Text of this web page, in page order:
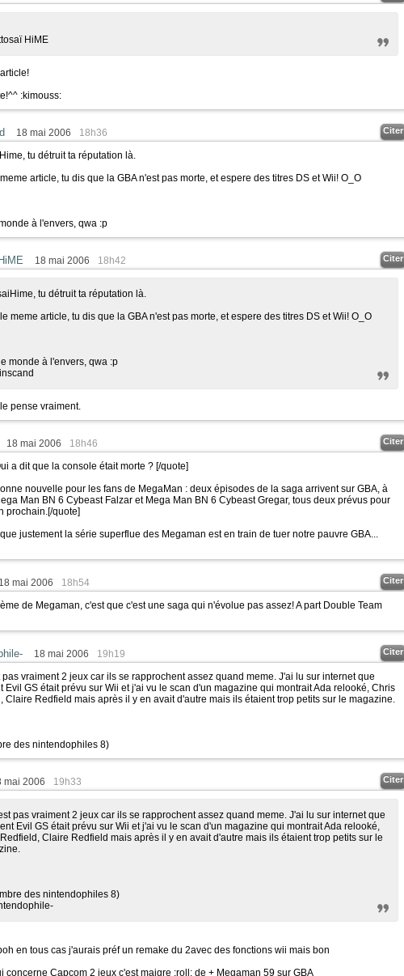
HiME
:kimouss:
18 mai 2006 18h36 Citer
tu détruit ta réputation là.
article, tu dis que la GBA n'est pas morte, et espere des titres DS et Wii! O_O
à l'envers, qwa :p
18 mai 2006 18h42 Citer
tu détruit ta réputation là.
meme article, tu dis que la GBA n'est pas morte, et espere des titres DS et Wii! O_O
monde à l'envers, qwa :p
pense vraiment.
18 mai 2006 18h46 Citer
a dit que la console était morte ? [/quote]
nouvelle pour les fans de MegaMan : deux épisodes de la saga arrivent sur GBA, à
Man BN 6 Cybeast Falzar et Mega Man BN 6 Cybeast Gregar, tous deux prévus pour
prochain.[/quote]
justement la série superflue des Megaman est en train de tuer notre pauvre GBA...
18 mai 2006 18h54 Citer
de Megaman, c'est que c'est une saga qui n'évolue pas assez! A part Double Team
18 mai 2006 19h19 Citer
pas vraiment 2 jeux car ils se rapprochent assez quand meme. J'ai lu sur internet que
Evil GS était prévu sur Wii et j'ai vu le scan d'un magazine qui montrait Ada relooké, Chris
Claire Redfield mais après il y en avait d'autre mais ils étaient trop petits sur le magazine.
des nintendophiles 8)
mai 2006 19h33 Citer
pas vraiment 2 jeux car ils se rapprochent assez quand meme. J'ai lu sur internet que
Evil GS était prévu sur Wii et j'ai vu le scan d'un magazine qui montrait Ada relooké,
Claire Redfield mais après il y en avait d'autre mais ils étaient trop petits sur le
des nintendophiles 8)
en tous cas j'aurais préf un remake du 2avec des fonctions wii mais bon
concerne Capcom 2 jeux c'est maigre :roll: de + Megaman 59 sur GBA